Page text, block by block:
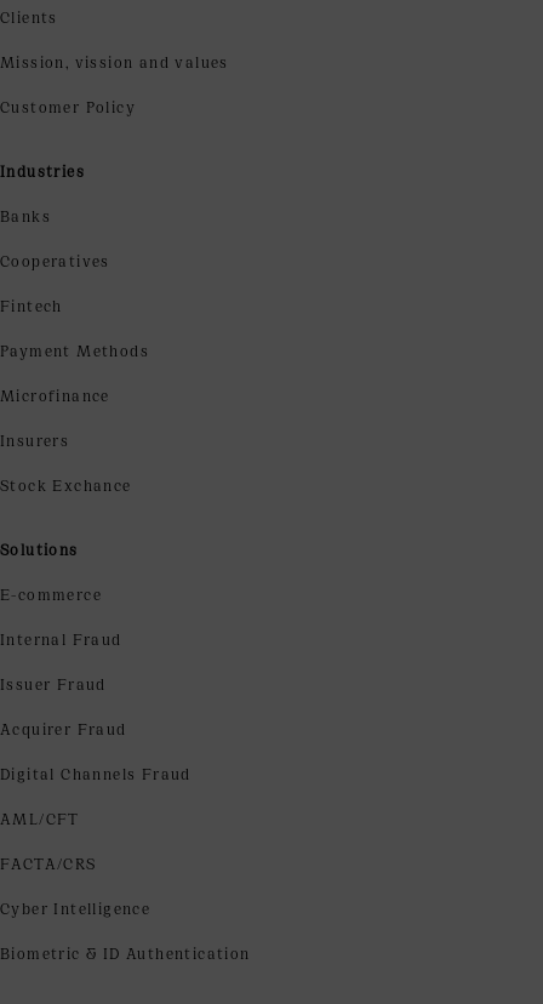
Clients
Mission, vission and values
Customer Policy
Industries
Banks
Cooperatives
Fintech
Payment Methods
Microfinance
Insurers
Stock Exchance
Solutions
E-commerce
Internal Fraud
Issuer Fraud
Acquirer Fraud
Digital Channels Fraud
AML/CFT
FACTA/CRS
Cyber Intelligence
Biometric & ID Authentication